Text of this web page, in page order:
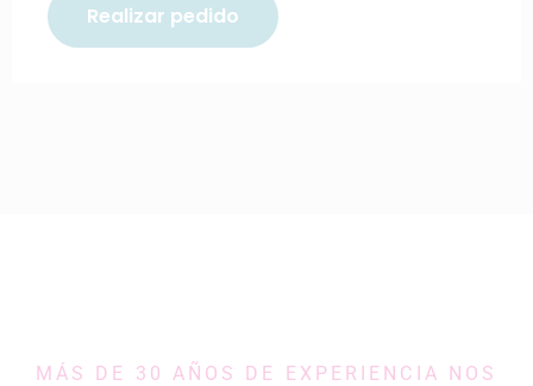
Realizar pedido
MÁS DE 30 AÑOS DE EXPERIENCIA NOS